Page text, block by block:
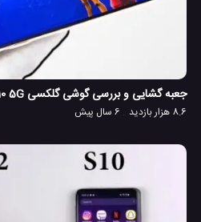
جعبه گشایی و بررسی گوشی گلکسی S10 5G سامسونگ
8.6 هزار بازدید 6 سال پیش